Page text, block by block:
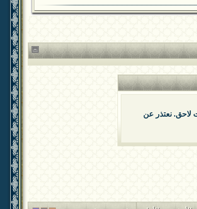
لاحق. نعتذر عن